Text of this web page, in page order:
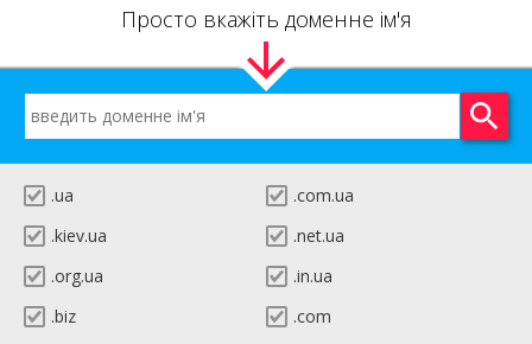
Просто вкажіть доменне ім'я
.ua
.com.ua
.kiev.ua
.net.ua
.org.ua
.in.ua
.biz
.com